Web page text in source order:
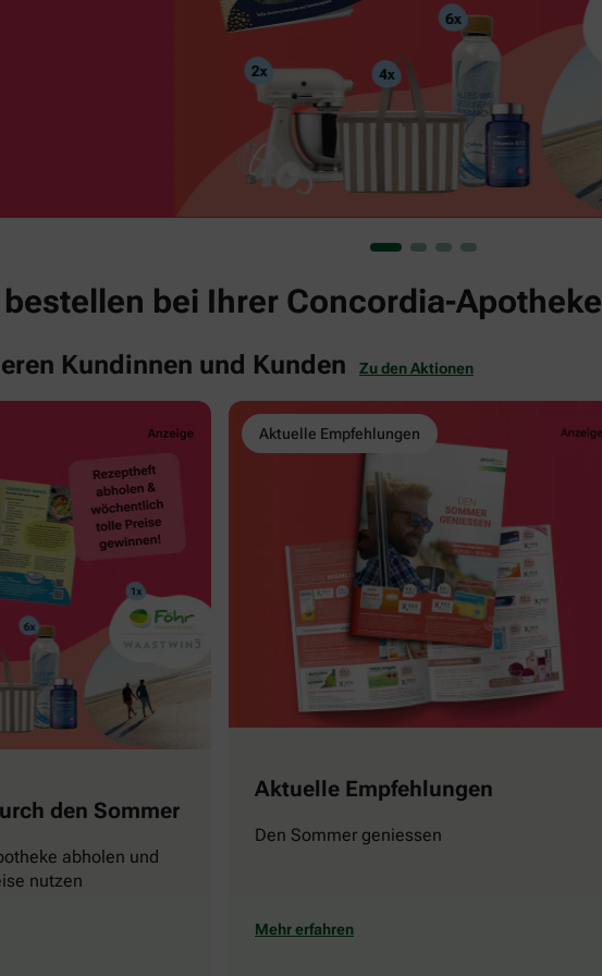
bei Ihrer Concordia-Apotheke
Kundinnen und Kunden Zu den Aktionen
den Sommer
abholen und
nutzen
Aktuelle Empfehlungen
Aktuelle Empfehlungen
Den Sommer geniessen
Mehr erfahren